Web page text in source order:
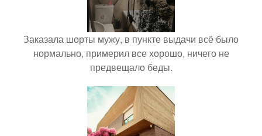
Заказала шорты мужу, в пункте выдачи всё было
нормально, примерил все хорошо, ничего не
предвещало беды.